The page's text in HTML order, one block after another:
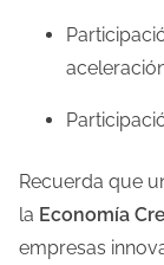
Recuerda que
la Economía
empresas